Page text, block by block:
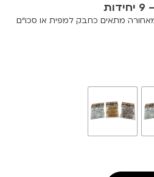
מתאים כחבק למפית או סכו"ם